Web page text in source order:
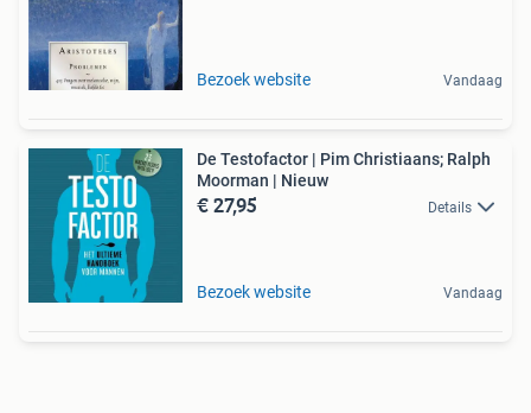
Bezoek website Vandaag
De Testofactor | Pim Christiaans; Ralph
Moorman | Nieuw
€ 27,95 Details
Bezoek website Vandaag